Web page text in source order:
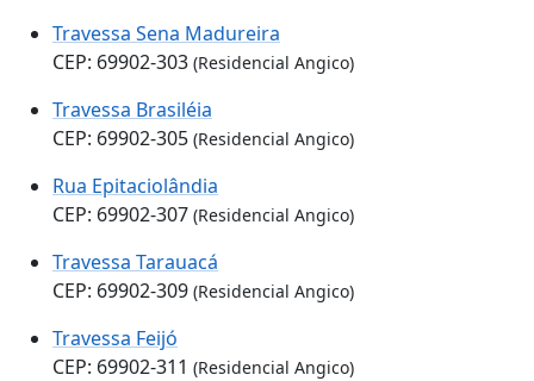
Travessa Sena Madureira
CEP: 69902-303 (Residencial Angico)
Travessa Brasiléia
CEP: 69902-305 (Residencial Angico)
Rua Epitaciolândia
CEP: 69902-307 (Residencial Angico)
Travessa Tarauacá
CEP: 69902-309 (Residencial Angico)
Travessa Feijó
CEP: 69902-311 (Residencial Angico)